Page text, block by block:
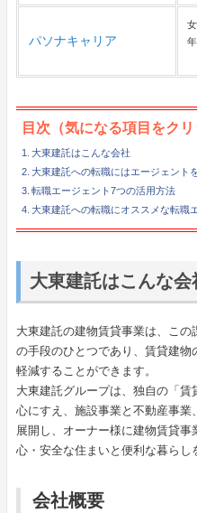
パソナキャリア
目次（気になる項目をクリ
大東建託はこんな会社
大東建託への転職にはエージェント
転職エージェント7つの活用方法
大東建託への転職にオススメな転職
大東建託はこんな会
大東建託の建物賃貸事業は、こ
の手段のひとつであり、賃貸建
軽減することができます。
大東建託グループは、独自の「
心にすえ、施設事業と不動産事
展開し、オーナー様に建物賃貸
心・安全な住まいと便利な暮らし
会社概要